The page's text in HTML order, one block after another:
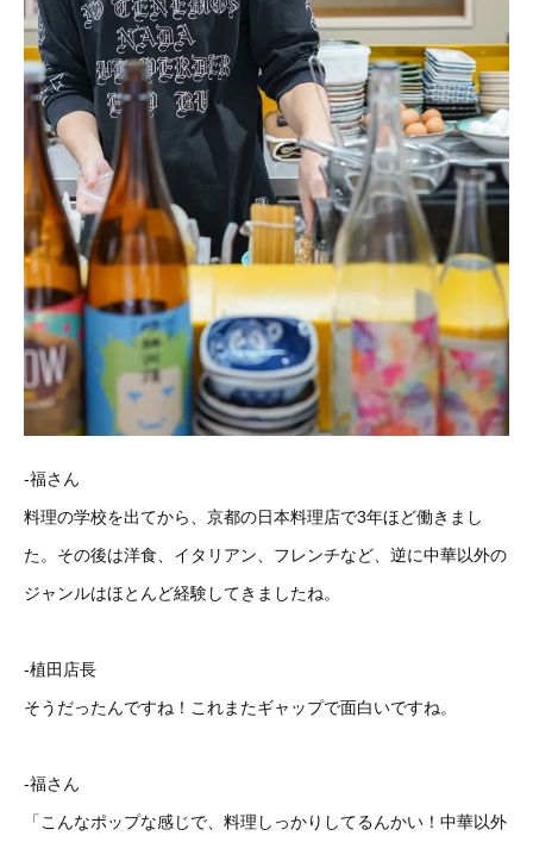
-福さん
料理の学校を出てから、京都の日本料理店で3年ほど働きまし
た。その後は洋食、イタリアン、フレンチなど、逆に中華以外の
ジャンルはほとんど経験してきましたね。
-植田店長
そうだったんですね！これまたギャップで面白いですね。
-福さん
「こんなポップな感じで、料理しっかりしてるんかい！中華以外